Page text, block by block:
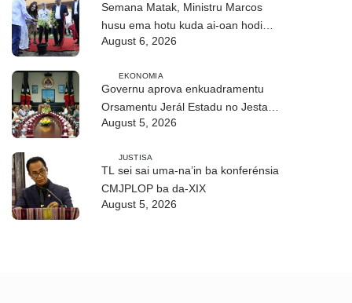
Semana Matak, Ministru Marcos
husu ema hotu kuda ai-oan hodi
proteje biodiversidade
August 6, 2026
EKONOMIA
Governu aprova enkuadramentu
Orsamentu Jerál Estadu no Jestaun
Finanseira Públika
August 5, 2026
JUSTISA
TL sei sai uma-na’in ba konferénsia
CMJPLOP ba da-XIX
August 5, 2026